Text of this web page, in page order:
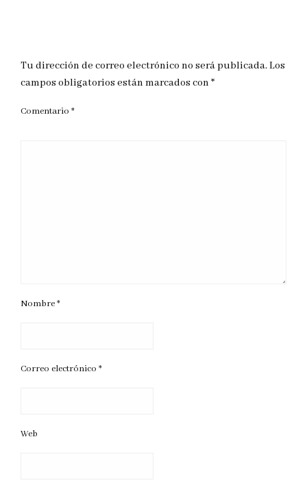
Tu dirección de correo electrónico no será publicada.Los
campos obligatorios están marcados con *
Comentario *
Nombre*
Correo electrónico *
Web